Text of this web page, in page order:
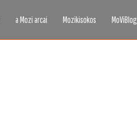
a Mozi arcai Mozikisokos MoViBlog